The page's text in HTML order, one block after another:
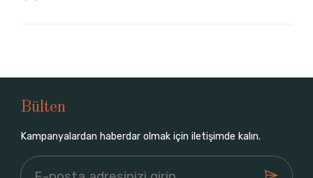
Bülten
Kampanyalardan haberdar olmak için iletişimde kalın.